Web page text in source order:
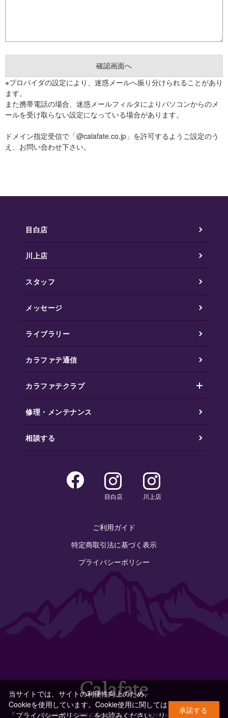
※プロバイダの設定により、迷惑メールへ振り分けられることがあり
ます。
また携帯電話の場合、迷惑メールフィルタによりパソコンからのメ
ールを受け取らない設定になっている場合があります。
ドメイン指定受信で「@calafate.co.jp」を許可するようご設定のう
え、お問い合わせ下さい。
目白店
川上店
スタッフ
メッセージ
ライブラリー
カラファテ通信
カラファテクラブ
修理・メンテナンス
相談する
目白店 川上店
ご利用ガイド
特定商取引法に基づく表示
プライバシーポリシー
Copyright © 2022 Calafate Co.,Ltd. All rights reserved.
当サイトでは、サイトの利便性向上のため、
Cookieを使用しています。Cookie使用に関しては
「プライバシーポリシー」をお読みください。リ
承諾する